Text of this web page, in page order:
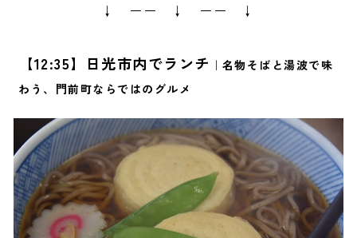
↓ ーー ↓ ーー ↓
【12:35】日光市内でランチ ｜名物そばと湯波で味
わう、門前町ならではのグルメ